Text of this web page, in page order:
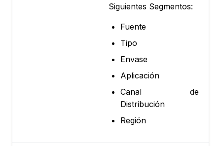
Siguientes Segmentos:
Fuente
Tipo
Envase
Aplicación
Canal de
Distribución
Región